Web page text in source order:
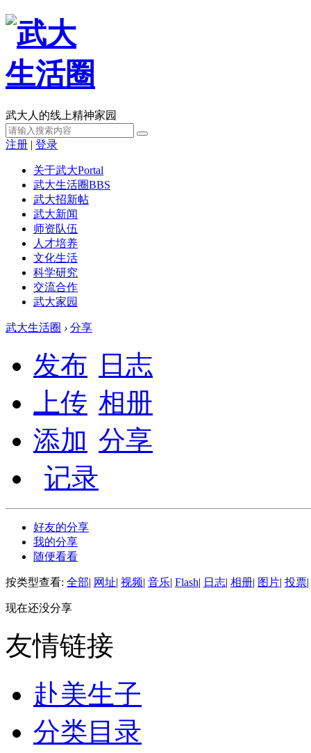
武大人的线上精神家园
注册 | 登录
关于武大Portal
武大生活圈BBS
武大招新帖
武大新闻
师资队伍
人才培养
文化生活
科学研究
交流合作
武大家园
武大生活圈 › 分享
发布
日志
上传 相册
添加 分享
记录
好友的分享
我的分享
随便看看
按类型查看: 全部| 网址| 视频| 音乐| Flash| 日志| 相册| 图片| 投票|
现在还没分享
友情链接
赴美生子
分类目录